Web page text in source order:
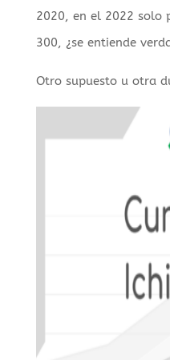
2020, en el 2022 solo
300, ¿se entiende
Otro supuesto u otra